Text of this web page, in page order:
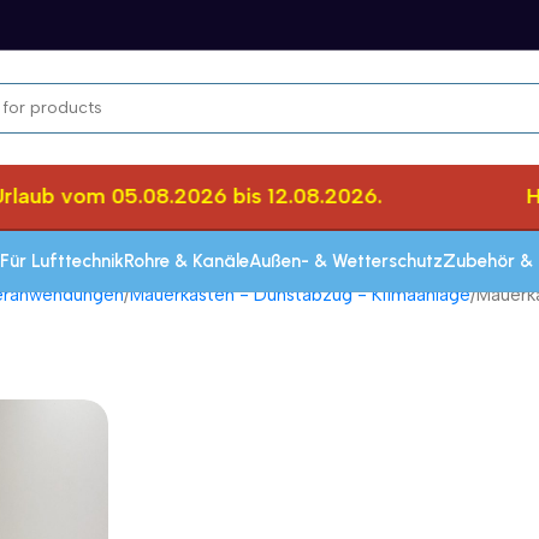
vom 05.08.2026 bis 12.08.2026.
LufttechnikRohre & KanäleAußen- & WetterschutzZubehör &
Mauerkasten - Dunstabzug - Klimaanlage